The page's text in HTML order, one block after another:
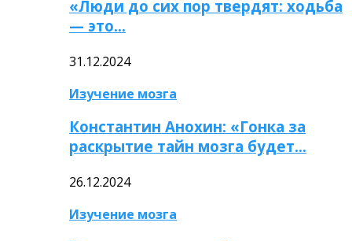
«Люди до сих пор твердят: ходьба
— это…
31.12.2024
Изучение мозга
Константин Анохин: «Гонка за
раскрытие тайн мозга будет…
26.12.2024
Изучение мозга